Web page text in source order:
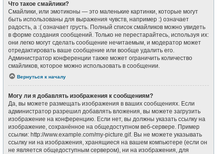
Что такое смайлики?
Смайлики, или эмотиконы — это маленькие картинки, которые могут
быть использованы для выражения чувств, например :) означает
радость, а :( означает грусть. Полный список смайликов можно увидеть
в форме создания сообщений. Только не перестарайтесь, используя их:
они легко могут сделать сообщение нечитаемым, и модератор может
отредактировать ваше сообщение или вообще удалить его.
Администратор конференции также может ограничить количество
смайликов, которое можно использовать в сообщении.
Вернуться к началу
Могу ли я добавлять изображения к сообщениям?
Да, вы можете размещать изображения в ваших сообщениях. Если
администратор разрешил добавлять вложения, вы можете загрузить
изображение на конференцию. Если нет, вы должны указать ссылку на
изображение, сохранённое на общедоступном веб-сервере. Пример
ссылки: http://www.example.com/my-picture.gif. Вы не можете указывать
ссылку ни на изображения, хранящиеся на вашем компьютере (если он
не является общедоступным сервером), ни на изображения, для